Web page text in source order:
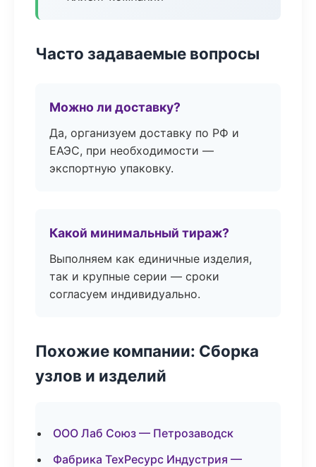
Часто задаваемые вопросы
Можно ли доставку?
Да, организуем доставку по РФ и
ЕАЭС, при необходимости —
экспортную упаковку.
Какой минимальный тираж?
Выполняем как единичные изделия,
так и крупные серии — сроки
согласуем индивидуально.
Похожие компании: Сборка
узлов и изделий
ООО Лаб Союз — Петрозаводск
Фабрика ТехРесурс Индустрия —